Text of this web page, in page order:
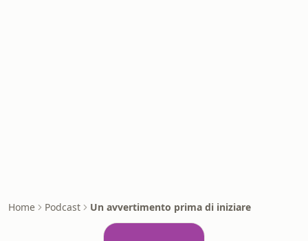
Home Podcast Un avvertimento prima di iniziare